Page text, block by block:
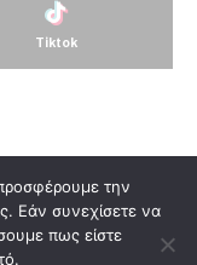
Tiktok
την
Εάν συνεχίσετε να
πως είστε